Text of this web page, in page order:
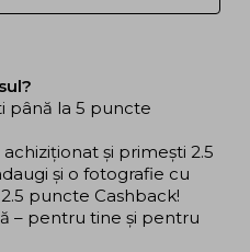
până la 5 puncte
și primești 2.5
și o fotografie cu
puncte Cashback!
– pentru tine și pentru